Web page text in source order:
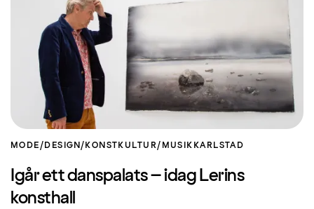
MODE/DESIGN/KONST KULTUR/MUSIK KARLSTAD
Igår ett danspalats – idag Lerins
konsthall